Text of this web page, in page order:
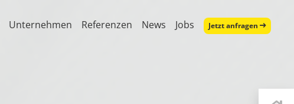
Unternehmen Referenzen News Jobs Jetzt anfragen